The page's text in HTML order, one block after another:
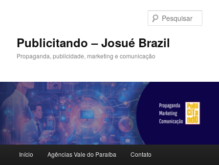
principal
secundárioPublicitando – Josué Brazil
Propaganda, publicidade, marketing e comunicação
principal
Início Agências Vale do Paraíba Contato